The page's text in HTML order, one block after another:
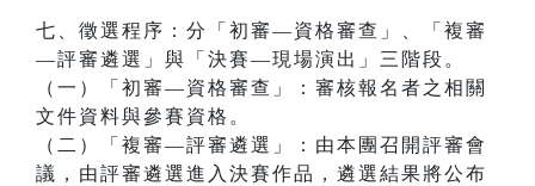
七、徵選程序：分「初審—資格審查」、「複審
—評審遴選」與「決賽—現場演出」三階段。
（一）「初審—資格審查」：審核報名者之相關
文件資料與參賽資格。
（二）「複審—評審遴選」：由本團召開評審會
議，由評審遴選進入決賽作品，遴選結果將公布